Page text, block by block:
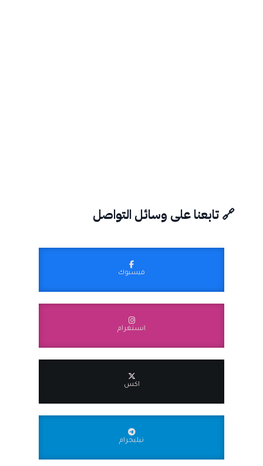
🔗 تابعنا على وسائل التواصل
فيسبوك
انستغرام
اكس
تيليجرام